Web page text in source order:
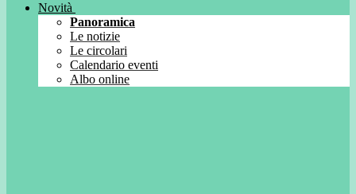
Novità
Panoramica
Le notizie
Le circolari
Calendario eventi
Albo online